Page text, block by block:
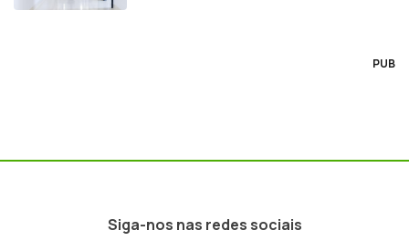
PUB
Siga-nos nas redes sociais